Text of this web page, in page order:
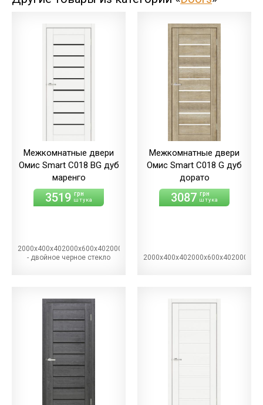
дуб
шале/ПВХ
Межкомнатные двери
Омис Smart С018 BG дуб
маренго
3519 грн
штука
2000х400х402000х600х402000х700х402000х800х402000х900х40BG
- двойное черное стекло
Межкомнатные двери
Омис Smart С018 G дуб
дорато
3087 грн
штука